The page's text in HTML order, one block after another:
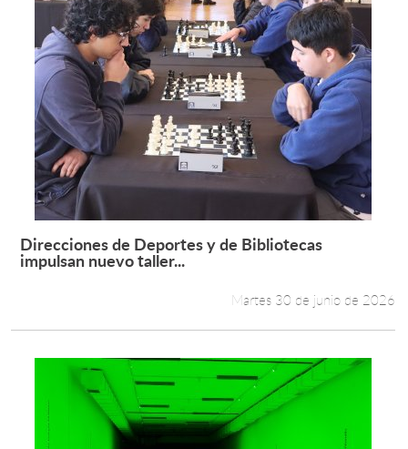
Leer más +
Direcciones de Deportes y de Bibliotecas
impulsan nuevo taller...
Martes 30 de junio de 2026